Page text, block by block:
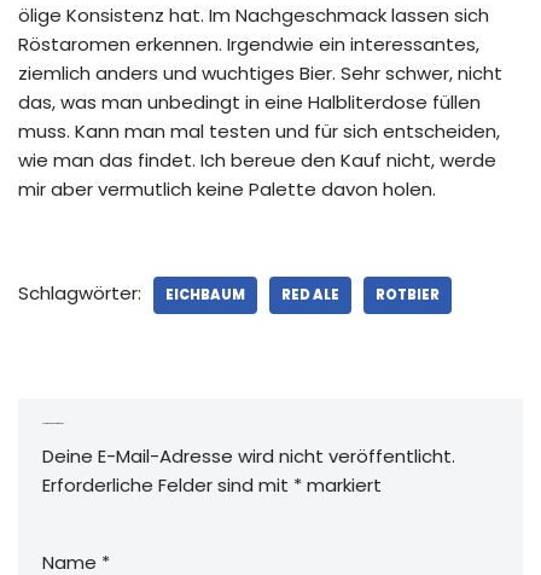
ölige Konsistenz hat. Im Nachgeschmack lassen sich
Röstaromen erkennen. Irgendwie ein interessantes,
ziemlich anders und wuchtiges Bier. Sehr schwer, nicht
das, was man unbedingt in eine Halbliterdose füllen
muss. Kann man mal testen und für sich entscheiden,
wie man das findet. Ich bereue den Kauf nicht, werde
mir aber vermutlich keine Palette davon holen.
Schlagwörter: EICHBAUM RED ALE ROTBIER
Deine E-Mail-Adresse wird nicht veröffentlicht.
Erforderliche Felder sind mit *markiert
Name *